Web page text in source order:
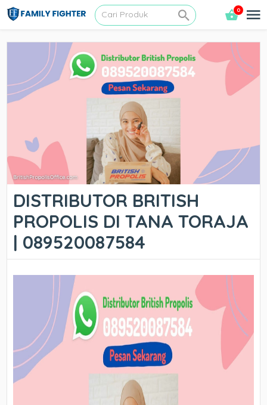
0
DISTRIBUTOR BRITISH
PROPOLIS DI TANA TORAJA
| 089520087584